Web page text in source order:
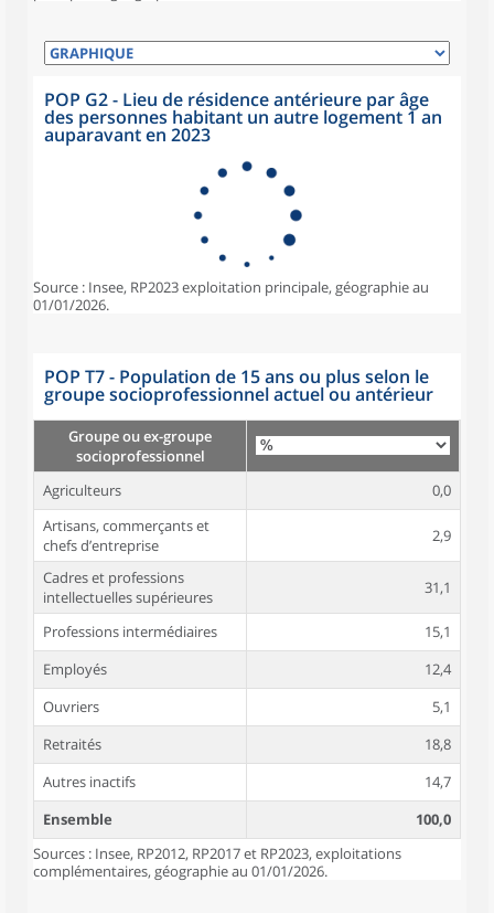
POP G2 - Lieu de résidence antérieure par âge
des personnes habitant un autre logement 1 an
auparavant en 2023
Source : Insee, RP2023 exploitation principale, géographie au
01/01/2026.
POP T7 - Population de 15 ans ou plus selon le
groupe socioprofessionnel actuel ou antérieur
Groupe ou ex-groupe
socioprofessionnel
Agriculteurs
0,0
Artisans, commerçants et
chefs d’entreprise
2,9
Cadres et professions
intellectuelles supérieures
31,1
Professions intermédiaires
15,1
Employés
12,4
Ouvriers
5,1
Retraités
18,8
Autres inactifs
14,7
Ensemble
100,0
Sources : Insee, RP2012, RP2017 et RP2023, exploitations
complémentaires, géographie au 01/01/2026.